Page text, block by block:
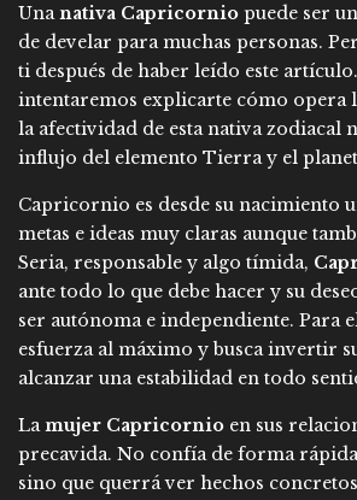
Unanativa Capricornio puede ser
de develar para muchas personas.
ti después de haber leído este
intentaremos explicarte cómo opera
la afectividad de esta nativa zodiacal
influjo del elemento Tierra y el
Capricornio es desde su nacimiento
metas e ideas muy claras aunque
Seria, responsable y algo tímida,
ante todo lo que debe hacer y su
ser autónoma e independiente. Para
esfuerza al máximo y busca invertir
alcanzar una estabilidad en todo
Lamujer Capricornio en sus
precavida. No confía de forma
sino que querrá ver hechos